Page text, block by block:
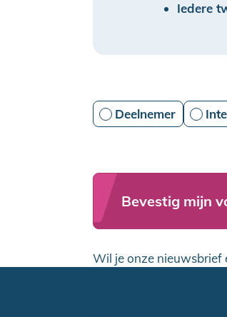
Iedere
Deelnemer
Bevestig mijn
Wil je onze nieuwsbrief